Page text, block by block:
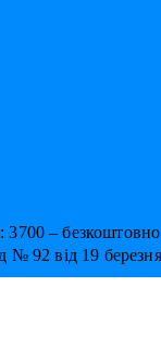
3700 –
№ 92 від 19